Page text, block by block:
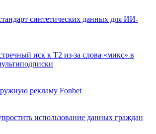
синтетических данных для ИИ-
иск к Т2 из-за слова «микс» в
рекламу Fonbet
использование данных граждан